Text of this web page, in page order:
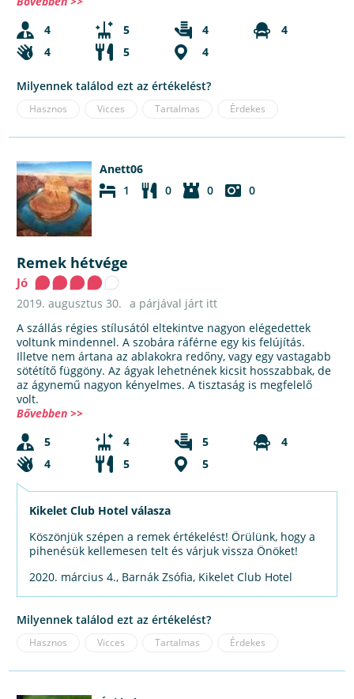
4
5 4
4
4
5 4
Milyennek találod ezt az értékelést?
Hasznos Vicces Tartalmas Érdekes
Anett06
1
0 0 0
Remek hétvége
Jó
2019. augusztus 30. a párjával járt itt
A szállás régies stílusától eltekintve nagyon elégedettek
voltunk mindennel. A szobára ráférne egy kis felújítás.
Illetve nem ártana az ablakokra redőny, vagy egy vastagabb
sötétítő függöny. Az ágyak lehetnének kicsit hosszabbak, de
az ágynemű nagyon kényelmes. A tisztaság is megfelelő
volt.
Bővebben >>
5
4 5
4
4
5 5
Kikelet Club Hotel válasza
Köszönjük szépen a remek értékelést! Örülünk, hogy a
pihenésük kellemesen telt és várjuk vissza Önöket!
2020. március 4., Barnák Zsófia, Kikelet Club Hotel
Milyennek találod ezt az értékelést?
Hasznos Vicces Tartalmas Érdekes